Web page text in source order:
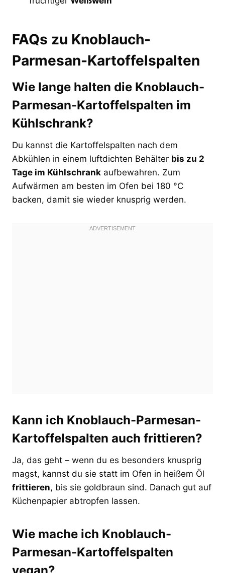
FAQs zu Knoblauch-
Parmesan-Kartoffelspalten
Wie lange halten die Knoblauch-
Parmesan-Kartoffelspalten im
Kühlschrank?
Du kannst die Kartoffelspalten nach dem
Abkühlen in einem luftdichten Behälter bis zu 2
Tage im Kühlschrank aufbewahren. Zum
Aufwärmen am besten im Ofen bei 180 °C
backen, damit sie wieder knusprig werden.
Kann ich Knoblauch-Parmesan-
Kartoffelspalten auch frittieren?
Ja, das geht – wenn du es besonders knusprig
magst, kannst du sie statt im Ofen in heißem Öl
frittieren, bis sie goldbraun sind. Danach gut auf
Küchenpapier abtropfen lassen.
Wie mache ich Knoblauch-
Parmesan-Kartoffelspalten